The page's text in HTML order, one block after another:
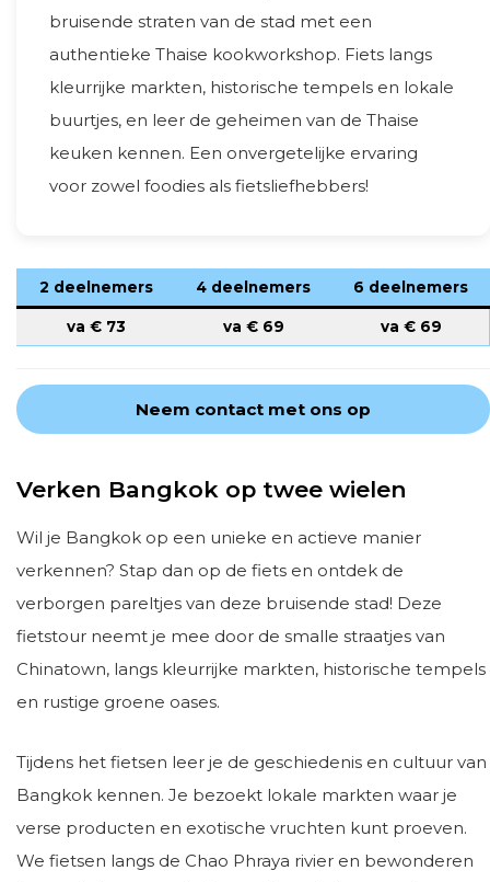
bruisende straten van de stad met een
authentieke Thaise kookworkshop. Fiets langs
kleurrijke markten, historische tempels en lokale
buurtjes, en leer de geheimen van de Thaise
keuken kennen. Een onvergetelijke ervaring
voor zowel foodies als fietsliefhebbers!
2 deelnemers 4 deelnemers 6 deelnemers
va € 73 va € 69 va € 69
Neem contact met ons op
Verken Bangkok op twee wielen
Wil je Bangkok op een unieke en actieve manier
verkennen? Stap dan op de fiets en ontdek de
verborgen pareltjes van deze bruisende stad! Deze
fietstour neemt je mee door de smalle straatjes van
Chinatown, langs kleurrijke markten, historische tempels
en rustige groene oases.
Tijdens het fietsen leer je de geschiedenis en cultuur van
Bangkok kennen. Je bezoekt lokale markten waar je
verse producten en exotische vruchten kunt proeven.
We fietsen langs de Chao Phraya rivier en bewonderen